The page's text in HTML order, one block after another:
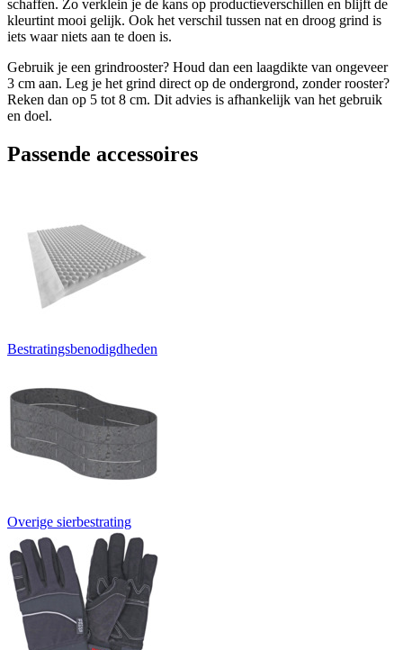
schaffen. Zo verklein je de kans op productieverschillen en blijft de
kleurtint mooi gelijk. Ook het verschil tussen nat en droog grind is
iets waar niets aan te doen is.
Gebruik je een grindrooster? Houd dan een laagdikte van ongeveer
3 cm aan. Leg je het grind direct op de ondergrond, zonder rooster?
Reken dan op 5 tot 8 cm. Dit advies is afhankelijk van het gebruik
en doel.
Passende accessoires
Bestratingsbenodigdheden
Overige sierbestrating